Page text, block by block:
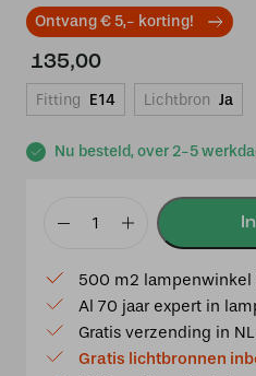
Ontvang € 5,- korting!
Nu besteld, over 2-5
135,00
Fitting E14 Lichtbron Ja
Tiffany
Fallingwater
aantal
500 m2 lampenwinkel
Al 70 jaar expert in
Gratis verzending in
Gratis lichtbronnen